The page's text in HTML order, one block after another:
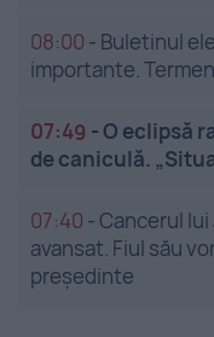
08:00 - Buletinul
importante.
07:49 -O eclipsă
de caniculă.
07:40 -Cancerul
avansat. Fiul său
președinte